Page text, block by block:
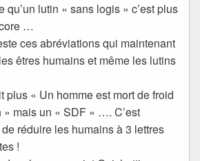
qu’un lutin « sans logis » c’est plus
…
ces abréviations qui maintenant
êtres humains et même les lutins
plus « Un homme est mort de froid
» mais un « SDF » …. C’est
réduire les humains à 3 lettres
!